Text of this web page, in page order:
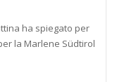
ha spiegato per
la Marlene Südtirol